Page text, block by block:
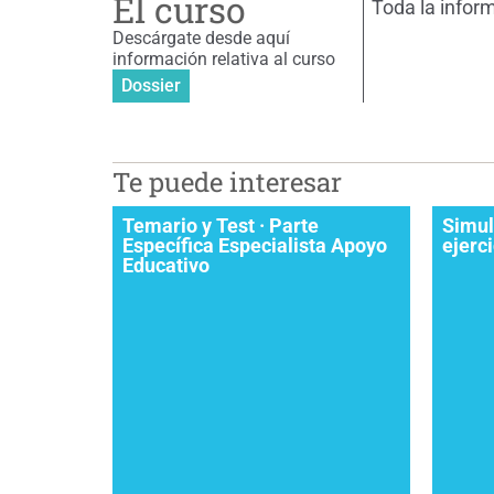
Descárgate desde aquí
información relativa al curso
Dossier
Toda la
Te puede interesar
Temario y Test · Parte
Específica Especialista Apoyo
Educativo